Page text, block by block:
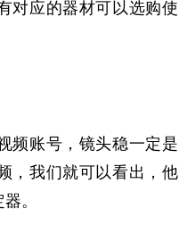
对应的器材可以选购使
账号，镜头稳一定是
，我们就可以看出，他
。